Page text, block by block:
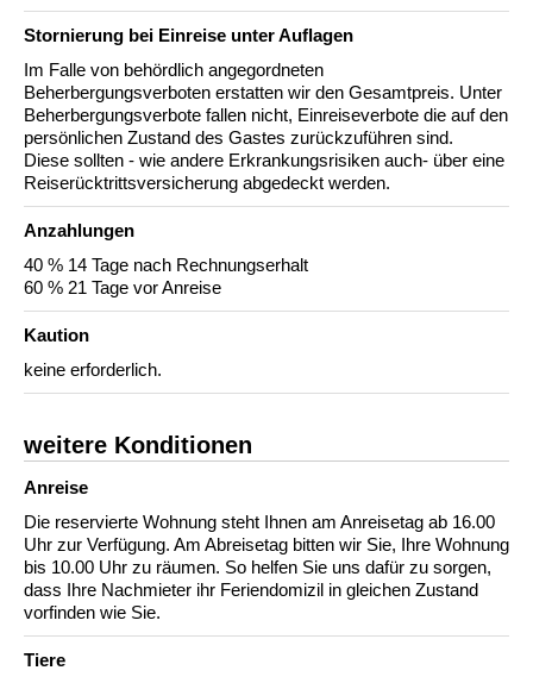
Stornierung bei Einreise unter Auflagen
Im Falle von behördlich angegordneten
Beherbergungsverboten erstatten wir den Gesamtpreis. Unter
Beherbergungsverbote fallen nicht, Einreiseverbote die auf den
persönlichen Zustand des Gastes zurückzuführen sind.
Diese sollten - wie andere Erkrankungsrisiken auch- über eine
Reiserücktrittsversicherung abgedeckt werden.
Anzahlungen
40 % 14 Tage nach Rechnungserhalt
60 % 21 Tage vor Anreise
Kaution
keine erforderlich.
weitere Konditionen
Anreise
Die reservierte Wohnung steht Ihnen am Anreisetag ab 16.00
Uhr zur Verfügung. Am Abreisetag bitten wir Sie, Ihre Wohnung
bis 10.00 Uhr zu räumen. So helfen Sie uns dafür zu sorgen,
dass Ihre Nachmieter ihr Feriendomizil in gleichen Zustand
vorfinden wie Sie.
Tiere